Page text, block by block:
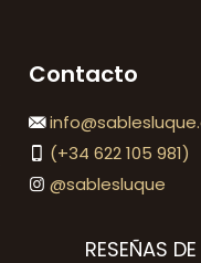
Contacto
(+34 622 105 981)
@sablesluque
RESEÑAS